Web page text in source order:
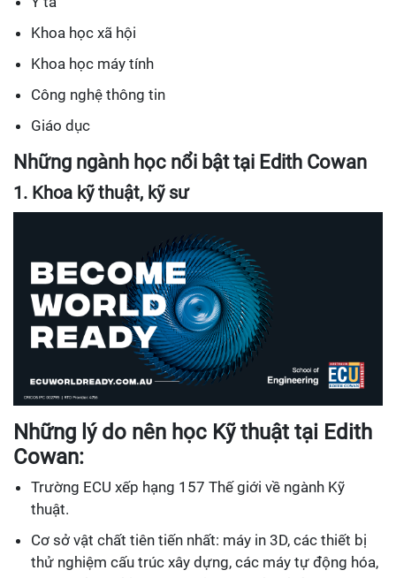
Khoa học xã hội
Khoa học máy tính
Công nghệ thông tin
Giáo dục
Những ngành học nổi bật tại Edith Cowan
1. Khoa kỹ thuật, kỹ sư
Những lý do nên học Kỹ thuật tại Edith
Cowan:
Trường ECU xếp hạng 157 Thế giới về ngành Kỹ
thuật.
Cơ sở vật chất tiên tiến nhất: máy in 3D, các thiết bị
thử nghiệm cấu trúc xây dựng, các máy tự động hóa,